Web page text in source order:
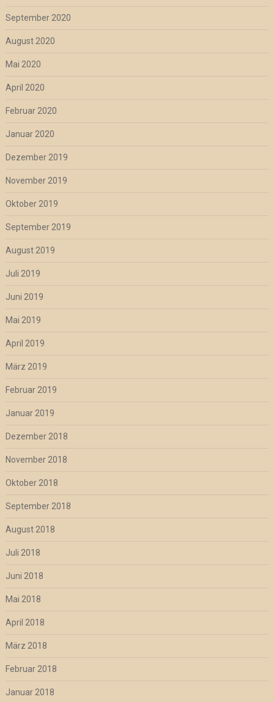
September 2020
August 2020
Mai 2020
April 2020
Februar 2020
Januar 2020
Dezember 2019
November 2019
Oktober 2019
September 2019
August 2019
Juli 2019
Juni 2019
Mai 2019
April 2019
März 2019
Februar 2019
Januar 2019
Dezember 2018
November 2018
Oktober 2018
September 2018
August 2018
Juli 2018
Juni 2018
Mai 2018
April 2018
März 2018
Februar 2018
Januar 2018